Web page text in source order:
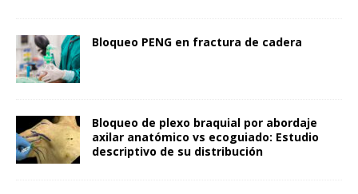
Bloqueo PENG en fractura de cadera
Bloqueo de plexo braquial por abordaje
axilar anatómico vs ecoguiado: Estudio
descriptivo de su distribución